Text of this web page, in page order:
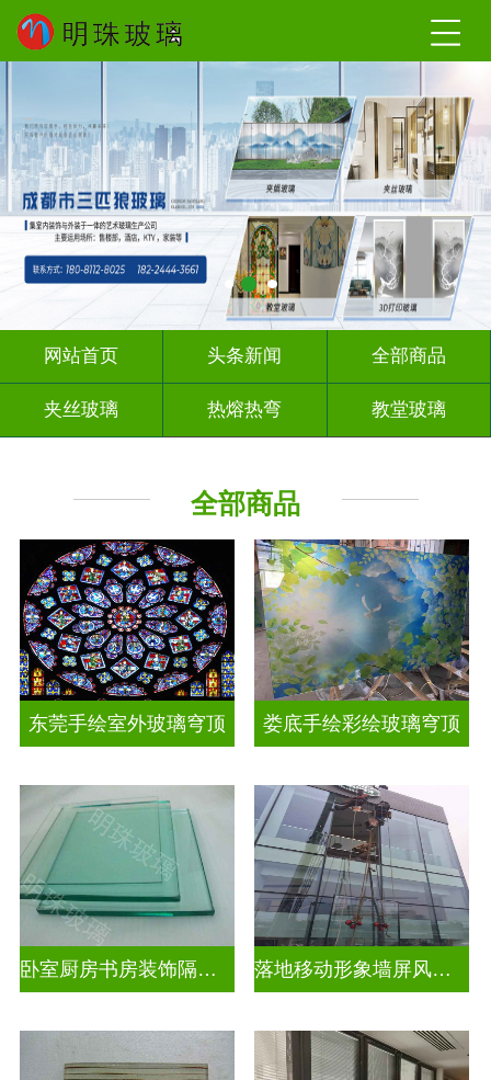
网站首页 头条新闻 全部商品
夹丝玻璃 热熔热弯 教堂玻璃
其它玻璃
全部商品
东莞手绘室外玻璃穹顶 娄底手绘彩绘玻璃穹顶
卧室厨房书房装饰隔断屏风 落地移动形象墙屏风隔断